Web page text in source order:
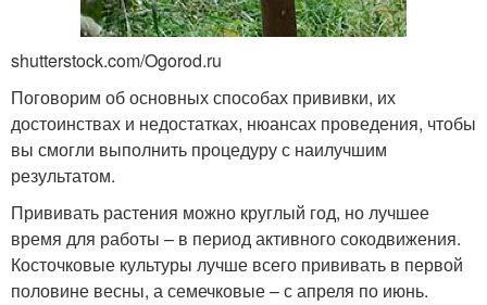
shutterstock.com/Ogorod.ru
Поговорим об основных способах прививки, их
достоинствах и недостатках, нюансах проведения, чтобы
вы смогли выполнить процедуру с наилучшим
результатом.
Прививать растения можно круглый год, но лучшее
время для работы – в период активного сокодвижения.
Косточковые культуры лучше всего прививать в первой
половине весны, а семечковые – с апреля по июнь.